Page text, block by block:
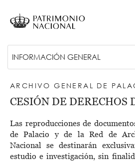
contenido
Idiomas
disponibles
Navegación
principal
ACTUALIDAD
COLECCIONES
NOSOTROS
TRANSPARENCIA
Submenú
-
Archivo
de
Palacio
INFORMACIÓN GENERAL
ARCHIVO GENERAL DE
CESIÓN DE DERECHOS
Las reproducciones de
de Palacio y de la Red de
Nacional se destinarán
estudio e investigación, sin